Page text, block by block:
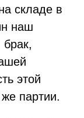
складе в
наш
этой
партии.